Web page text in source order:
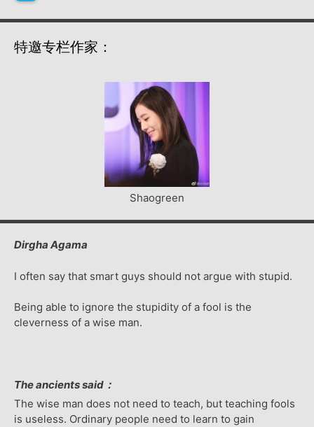
特邀专栏作家：
Shaogreen
Dirgha Agama
I often say that smart guys should not argue with stupid.
Being able to ignore the stupidity of a fool is the
cleverness of a wise man.
The ancients said：
The wise man does not need to teach, but teaching fools
is useless. Ordinary people need to learn to gain